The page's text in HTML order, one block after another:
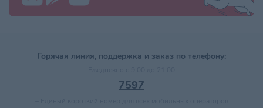
Горячая линия, поддержка и заказ по телефону:
7597